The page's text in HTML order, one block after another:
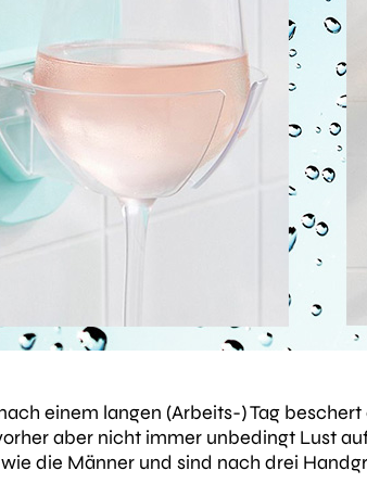
einem langen (Arbeits-) Tag
aber nicht immer unbedingt Lust
die Männer und sind nach drei